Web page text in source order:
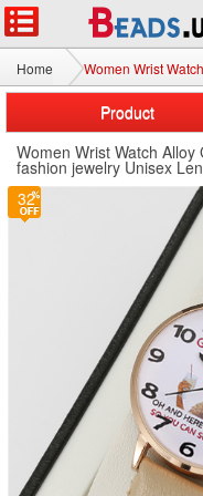
Home Women Wrist Watch
Product
Women Wrist Watch
fashion jewelry Unisex